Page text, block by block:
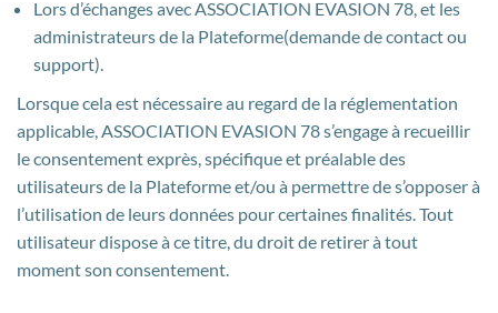
Lors d’échanges avec ASSOCIATION EVASION 78, et les
administrateurs de la Plateforme(demande de contact ou
support).
Lorsque cela est nécessaire au regard de la réglementation
applicable, ASSOCIATION EVASION 78 s’engage à recueillir
le consentement exprès, spécifique et préalable des
utilisateurs de la Plateforme et/ou à permettre de s’opposer à
l’utilisation de leurs données pour certaines finalités. Tout
utilisateur dispose à ce titre, du droit de retirer à tout
moment son consentement.